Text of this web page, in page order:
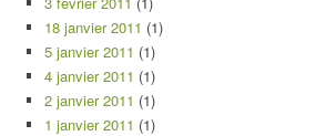
18 janvier 2011 (1)
5 janvier 2011 (1)
4 janvier 2011 (1)
2 janvier 2011 (1)
1 janvier 2011 (1)